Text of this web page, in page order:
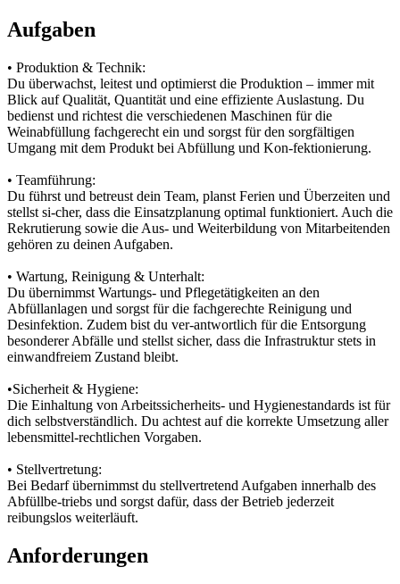
Aufgaben
• Produktion & Technik:
Du überwachst, leitest und optimierst die Produktion – immer mit
Blick auf Qualität, Quantität und eine effiziente Auslastung. Du
bedienst und richtest die verschiedenen Maschinen für die
Weinabfüllung fachgerecht ein und sorgst für den sorgfältigen
Umgang mit dem Produkt bei Abfüllung und Kon-fektionierung.
• Teamführung:
Du führst und betreust dein Team, planst Ferien und Überzeiten und
stellst si-cher, dass die Einsatzplanung optimal funktioniert. Auch die
Rekrutierung sowie die Aus- und Weiterbildung von Mitarbeitenden
gehören zu deinen Aufgaben.
• Wartung, Reinigung & Unterhalt:
Du übernimmst Wartungs- und Pflegetätigkeiten an den
Abfüllanlagen und sorgst für die fachgerechte Reinigung und
Desinfektion. Zudem bist du ver-antwortlich für die Entsorgung
besonderer Abfälle und stellst sicher, dass die Infrastruktur stets in
einwandfreiem Zustand bleibt.
•Sicherheit & Hygiene:
Die Einhaltung von Arbeitssicherheits- und Hygienestandards ist für
dich selbstverständlich. Du achtest auf die korrekte Umsetzung aller
lebensmittel-rechtlichen Vorgaben.
• Stellvertretung:
Bei Bedarf übernimmst du stellvertretend Aufgaben innerhalb des
Abfüllbe-triebs und sorgst dafür, dass der Betrieb jederzeit
reibungslos weiterläuft.
Anforderungen